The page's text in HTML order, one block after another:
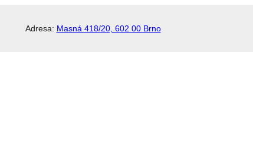
Adresa: Masná 418/20, 602 00 Brno